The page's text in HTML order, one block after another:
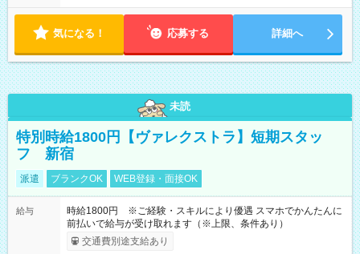
ます。 ※曜日固定（毎週同じ曜日での勤務となります）
気になる！ 応募する 詳細へ
未読
特別時給1800円【ヴァレクストラ】短期スタッ
フ 新宿
派遣 ブランクOK WEB登録・面接OK
給与
時給1800円 ※ご経験・スキルにより優遇 スマホでかんたんに
前払いで給与が受け取れます（※上限、条件あり）
交通費別途支給あり